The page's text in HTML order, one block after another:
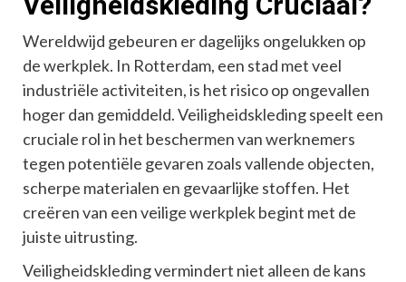
Wereldwijd gebeuren er dagelijks ongelukken op
de werkplek. In Rotterdam, een stad met veel
industriële activiteiten, is het risico op ongevallen
hoger dan gemiddeld. Veiligheidskleding speelt een
cruciale rol in het beschermen van werknemers
tegen potentiële gevaren zoals vallende objecten,
scherpe materialen en gevaarlijke stoffen. Het
creëren van een veilige werkplek begint met de
juiste uitrusting.
Veiligheidskleding vermindert niet alleen de kans